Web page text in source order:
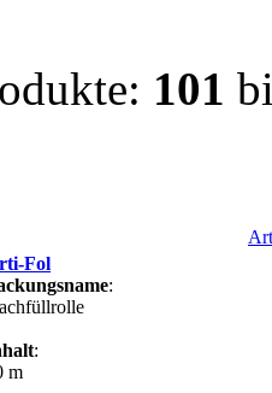
101
Fol
:
:
m